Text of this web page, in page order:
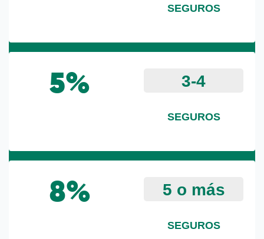
SEGUROS
5% 3-4
SEGUROS
8% 5 o más
SEGUROS